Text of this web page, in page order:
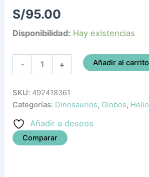
S/95.00
Disponibilidad: Hay existencias
- + Añadir al carrito
SKU: 492418361
Categorías: Dinosaurios, Globos, Helio
Añadir a deseos
Comparar